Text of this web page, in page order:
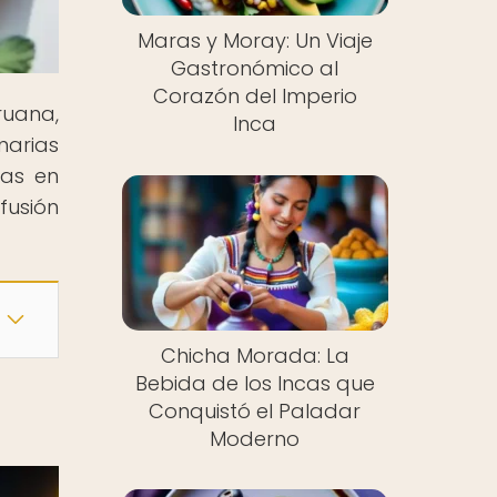
en
Maras y Moray: Un Viaje
Gastronómico al
Corazón del Imperio
Inca
Chicha Morada: La
Bebida de los Incas que
Conquistó el Paladar
Moderno